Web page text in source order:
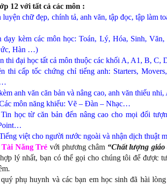
12 với tất cả các môn :
luyện chữ đẹp, chính tả, anh văn, tập đọc, tập làm
dạy kèm các môn học: Toán, Lý, Hóa, Sinh,
Hàn …)
thi đại học tất cả môn thuộc các khối A, A1, B,
thi cấp tốc chứng chỉ tiếng anh: Starters,
anh văn căn bản và nâng cao, anh văn thiếu
môn năng khiếu: Vẽ – Đàn – Nhạc…
học từ căn bản đến nâng cao cho mọi đối
việt cho người nước ngoài và nhận dịch thuật
Tài Năng Trẻ với phương châm “Chất lượng
lý nhất, bạn có thể gọi cho chúng tôi để được
phụ huynh và các bạn em học sinh đã hài